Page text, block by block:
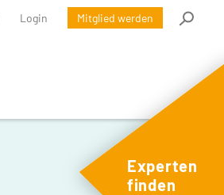
Login Mitglied werden
Experten
finden